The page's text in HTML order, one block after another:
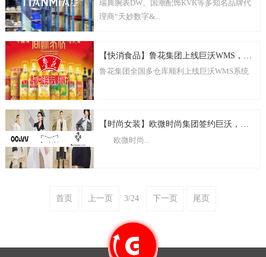
瑞典腕表DW、国潮配饰KVK等多知名品牌代
理商“天妙数字&...
鲁花集团全国多仓库顺利上线巨沃WMS系统
欧微时尚...
首页 上一页 3/24 下一页 尾页